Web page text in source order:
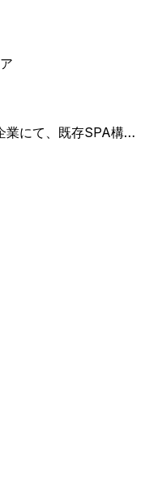
業にて、既存SPA構成
修、運用保守まで一気
設計方針の検討にも
横断して動けるエンジ
での3年以上の開